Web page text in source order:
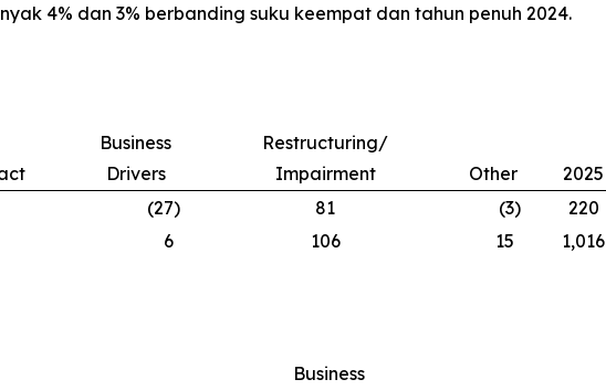
4% dan 3% berbanding suku keempat dan tahun penuh 2024.
Business
Drivers
Restructuring/
Impairment
Other 2025
(27) 81 (3) 220
6 106 15 1,016
Business